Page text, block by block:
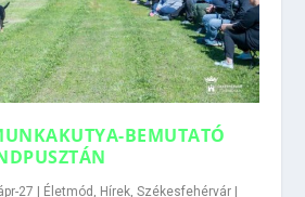
BEMUTATÓ
27 Életmód , Hírek,Székesfehérvár